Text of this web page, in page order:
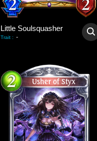
Little Soulsquasher
Trait : -